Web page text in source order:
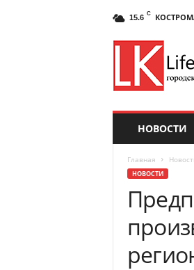
15.6 C
НОВОСТИ
Главная
НОВОСТИ